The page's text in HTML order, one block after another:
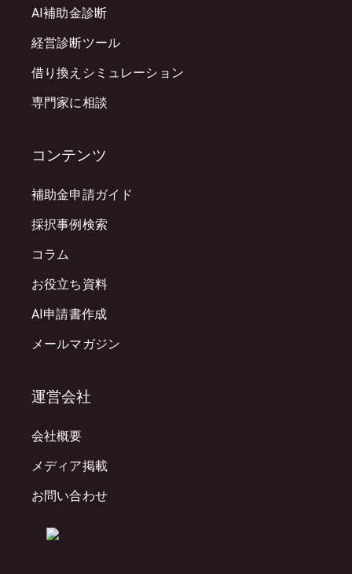
AI補助金診断
経営診断ツール
借り換えシミュレーション
専門家に相談
コンテンツ
補助金申請ガイド
採択事例検索
コラム
お役立ち資料
AI申請書作成
メールマガジン
運営会社
会社概要
メディア掲載
お問い合わせ